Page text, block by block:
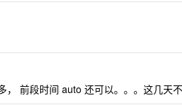
前段时间 auto 还可以。。。这几天